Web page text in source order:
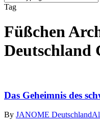
Tag
Füßchen
Deutschland
Das Geheimnis des
By JANOME Deutschland